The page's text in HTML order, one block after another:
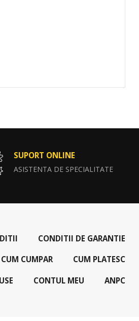
SUPORT ONLINE
ASISTENTA DE SPECIALITATE
CONDITII DE GARANTIE
CUM CUMPAR CUM PLATESC
CONTUL MEU ANPC